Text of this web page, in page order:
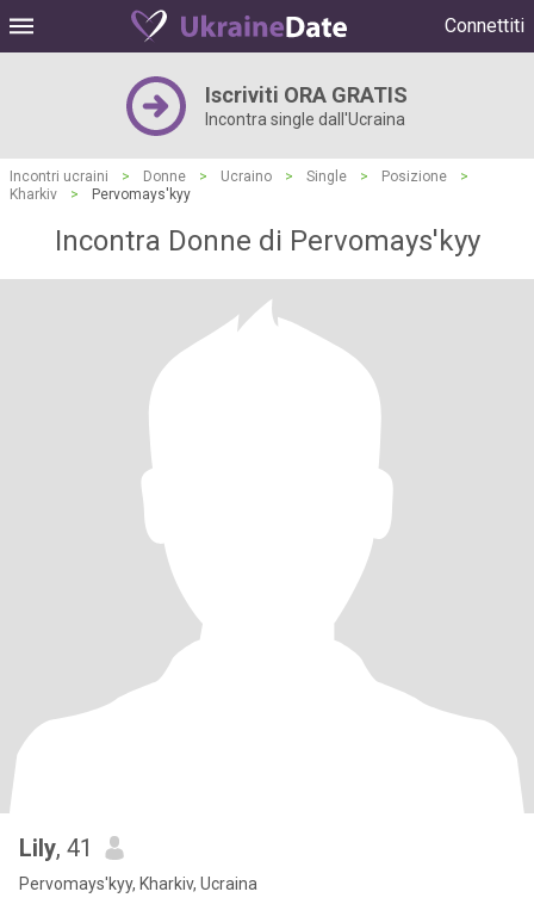
Connettiti
Iscriviti ORA GRATIS
Incontra single dall'Ucraina
Incontri ucraini > Donne > Ucraino > Single > Posizione
>
Kharkiv
> Pervomays'kyy
Incontra Donne di Pervomays'kyy
Lily, 41
Pervomays'kyy, Kharkiv, Ucraina